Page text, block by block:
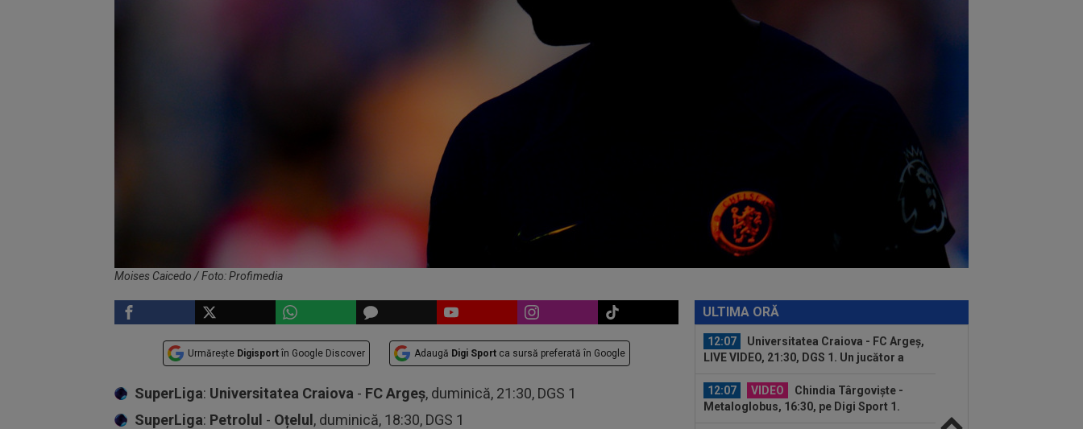
Moises Caicedo / Foto: Profimedia
Urmărește Digisport în Google Discover Adaugă Digi Sport ca sursă preferată în Google
SuperLiga: Universitatea Craiova - FC Argeș, duminică, 21:30, DGS 1
SuperLiga: Petrolul - Oțelul , duminică, 18:30, DGS 1
ULTIMA ORĂ
AUR pentru România la
Campionatele Mondiale U19!
Lionel Messi a ajuns în
11:32
Marius Șumudică îl vrea pe Denis
Drăguș la CFR Cluj!
11:10 VIDEO
rutier provocat de un meci de fotbal.
VIDEO, 20:00, DGS 2. Benfica - Academico
Viseu, 22:30...
12:07
Universitatea Craiova - FC Argeș,
LIVE VIDEO, 21:30, DGS 1. Un jucător a
12:07
VIDEO
Chindia Târgoviște -
Metaloglobus, 16:30, pe Digi Sport 1.